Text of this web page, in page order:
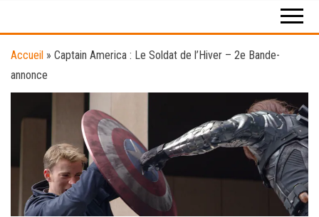
Accueil » Captain America : Le Soldat de l’Hiver – 2e Bande-
annonce